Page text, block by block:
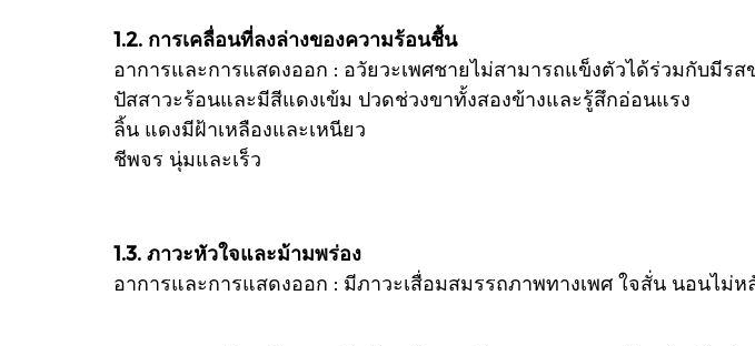
1.2. การเคลื่อนที่ลงล่างของความร้อนชื้น
อาการและการแสดงออก : อวัยวะเพศชายไม่สามารถแข็งตัวได้ร่วมกับมีรส
ปัสสาวะร้อนและมีสีแดงเข้ม ปวดช่วงขาทั้งสองข้างและรู้สึกอ่อนแรง
ลิ้น แดงมีฝ้าเหลืองและเหนียว
ชีพจร นุ่มและเร็ว
1.3. ภาวะหัวใจและม้ามพร่อง
อาการและการแสดงออก : มีภาวะเสื่อมสมรรถภาพทางเพศ ใจสั่น นอนไม่ห